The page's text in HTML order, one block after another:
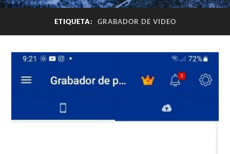
ETIQUETA: GRABADOR DE VIDEO